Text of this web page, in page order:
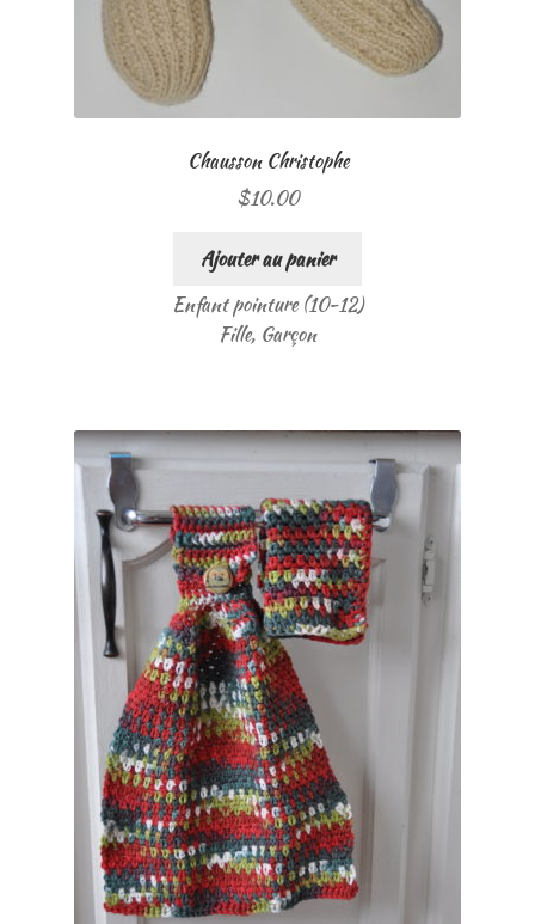
Chausson Christophe
$10.00
Ajouter au panier
Enfant pointure (10-12)
Fille, Garçon